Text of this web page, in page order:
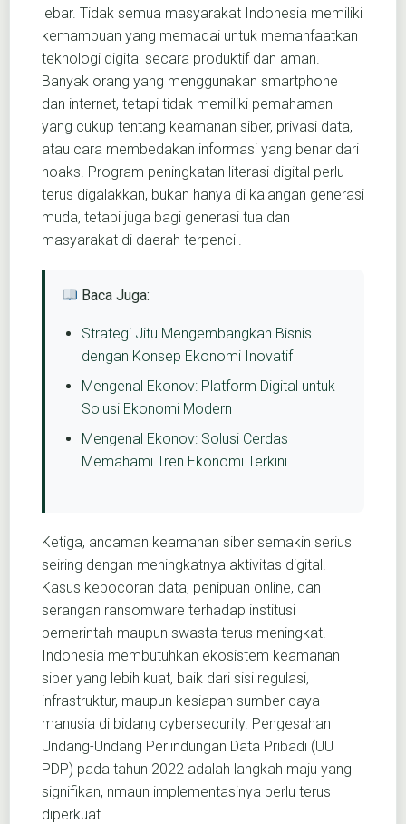
lebar. Tidak semua masyarakat Indonesia memiliki
kemampuan yang memadai untuk memanfaatkan
teknologi digital secara produktif dan aman.
Banyak orang yang menggunakan smartphone
dan internet, tetapi tidak memiliki pemahaman
yang cukup tentang keamanan siber, privasi data,
atau cara membedakan informasi yang benar dari
hoaks. Program peningkatan literasi digital perlu
terus digalakkan, bukan hanya di kalangan generasi
muda, tetapi juga bagi generasi tua dan
masyarakat di daerah terpencil.
Baca Juga:
Strategi Jitu Mengembangkan Bisnis
dengan Konsep Ekonomi Inovatif
Mengenal Ekonov: Platform Digital untuk
Solusi Ekonomi Modern
Mengenal Ekonov: Solusi Cerdas
Memahami Tren Ekonomi Terkini
Ketiga, ancaman keamanan siber semakin serius
seiring dengan meningkatnya aktivitas digital.
Kasus kebocoran data, penipuan online, dan
serangan ransomware terhadap institusi
pemerintah maupun swasta terus meningkat.
Indonesia membutuhkan ekosistem keamanan
siber yang lebih kuat, baik dari sisi regulasi,
infrastruktur, maupun kesiapan sumber daya
manusia di bidang cybersecurity. Pengesahan
Undang-Undang Perlindungan Data Pribadi (UU
PDP) pada tahun 2022 adalah langkah maju yang
signifikan, nmaun implementasinya perlu terus
diperkuat.